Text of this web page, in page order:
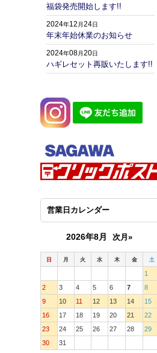
福袋発売開始します!!
2024年12 月24日
年末年始休業のお知らせ
2024年08月20日
ハギレセット再販いたします!!
営業日カレンダー
2026年8月 次月»
日 月 火 水 木 金 土
1
2
3 4 5 6 7
8
9
10 11 12 13 14
15
16
17 18 19 20 21
22
23
24 25 26 27 28
29
30
31